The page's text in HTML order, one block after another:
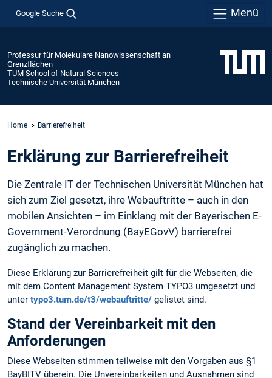
Google Suche Menü
Professur für Molekulare Nanowissenschaft an
Grenzflächen
TUM School of Natural Sciences
Technische Universität München
Home Barrierefreiheit
Erklärung zur Barrierefreiheit
Die Zentrale IT der Technischen Universität München hat
sich zum Ziel gesetzt, ihre Webauftritte – auch in den
mobilen Ansichten – im Einklang mit der Bayerischen E-
Government-Verordnung (BayEGovV) barrierefrei
zugänglich zu machen.
Diese Erklärung zur Barrierefreiheit gilt für die Webseiten, die
mit dem Content Management System TYPO3 umgesetzt und
unter typo3.tum.de/t3/webauftritte/ gelistet sind.
Stand der Vereinbarkeit mit den
Anforderungen
Diese Webseiten stimmen teilweise mit den Vorgaben aus §1
BayBITV überein. Die Unvereinbarkeiten und Ausnahmen sind